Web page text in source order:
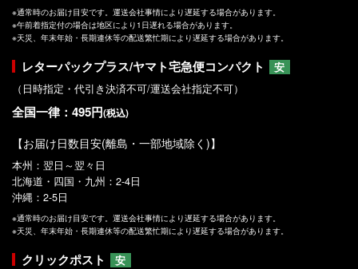
※通常時のお届け目安です。運送会社事情により遅延する場合があります。
※午前着指定付の場合は地区により1日遅れる場合があります。
※天災、年末年始・長期連休等の配送繁忙期により遅延する場合があります。
レターパックプラス/ヤマト宅急便コンパクト
安
（日時指定・代引き決済不可/運送会社指定不可）
全国一律：495円(税込)
【お届け日数目安(離島・一部地域除く)】
本州：翌日～翌々日
北海道・四国・九州：2-4日
沖縄：2-5日
※通常時のお届け目安です。運送会社事情により遅延する場合があります。
※天災、年末年始・長期連休等の配送繁忙期により遅延する場合があります。
クリックポスト
安